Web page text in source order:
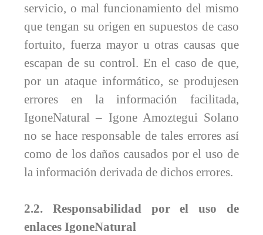
servicio, o mal funcionamiento del mismo
que tengan su origen en supuestos de caso
fortuito, fuerza mayor u otras causas que
escapan de su control. En el caso de que,
por un ataque informático, se produjesen
errores en la información facilitada,
IgoneNatural – Igone Amoztegui Solano
no se hace responsable de tales errores así
como de los daños causados por el uso de
la información derivada de dichos errores.
2.2. Responsabilidad por el uso de
enlaces IgoneNatural